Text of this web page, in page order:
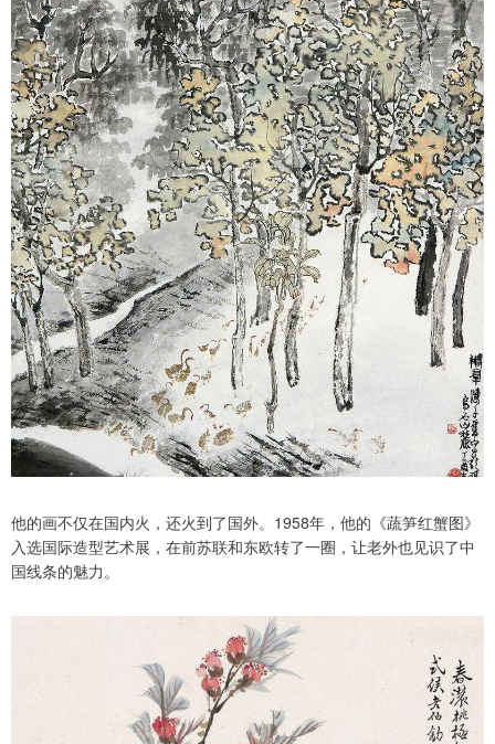
他的画不仅在国内火，还火到了国外。1958年，他的《蔬笋红蟹图》
入选国际造型艺术展，在前苏联和东欧转了一圈，让老外也见识了中
国线条的魅力。